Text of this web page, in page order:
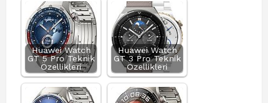
Huawei Watch
GT 5 Pro Teknik
Özellikleri
Huawei Watch
GT 3 Pro Teknik
Özellikleri